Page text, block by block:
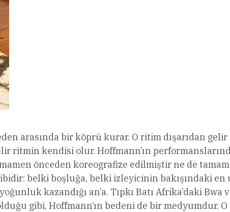
arasında bir köprü kurar. O ritim dışarıdan gelir
ritmin kendisi olur. Hoffmann’ın
önceden koreografize edilmiştir ne de
belki boşluğa, belki izleyicinin bakışındaki en
kazandığı an’a. Tıpkı Batı Afrika’daki Bwa
gibi, Hoffmann’ın bedeni de bir medyumdur. O